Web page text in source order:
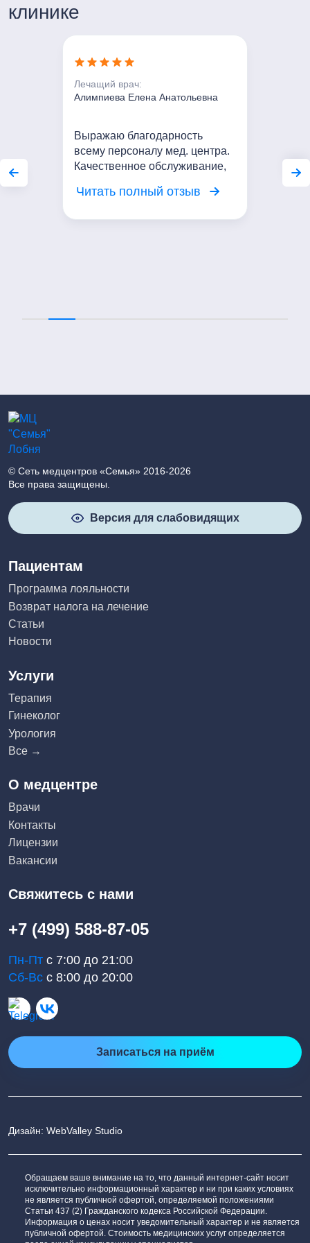
Пн-Пт с 7:00 до 21:00
Сб-Вс с 8:00 до 20:00
клинике
Лечащий врач:
Выражаю благодарность
© Сеть медцентров «Семья» 2016-2026
Все права защищены.
Версия для слабовидящих
Пациентам
Программа лояльности
Возврат налога на лечение
Статьи
Новости
Услуги
Терапия
Гинеколог
Урология
Все →
О медцентре
Врачи
Контакты
Лицензии
Вакансии
Свяжитесь с нами
+7 (499) 588-87-05
Пн-Пт с 7:00 до 21:00
Сб-Вс с 8:00 до 20:00
Записаться на приём
Дизайн: WebValley Studio
Обращаем ваше внимание на то, что данный интернет-сайт носит
исключительно информационный характер и ни при каких условиях
не является публичной офертой, определяемой положениями
Статьи 437 (2) Гражданского кодекса Российской Федерации.
Информация о ценах носит уведомительный характер и не является
публичной офертой. Стоимость медицинских услуг определяется